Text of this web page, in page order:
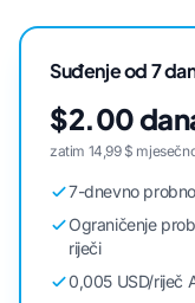
Suđenje od 7
$2.00
zatim 14,99 $
7-dnevno
Ograničenje
riječi
0,005 USD/riječ